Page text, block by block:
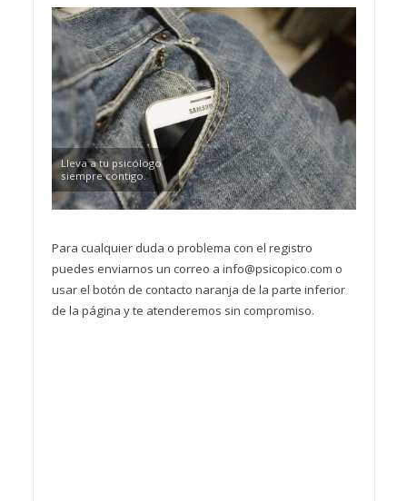
Lleva a tu psicólogo
siempre contigo.
Para cualquier duda o problema con el registro
puedes enviarnos un correo a info@psicopico.com o
usar el botón de contacto naranja de la parte inferior
de la página y te atenderemos sin compromiso.